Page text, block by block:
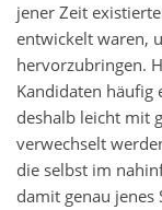
jener Zeit
entwickelt waren,
hervorzubringen.
Kandidaten häufig
deshalb leicht mit
verwechselt
die selbst im
damit genau jenes